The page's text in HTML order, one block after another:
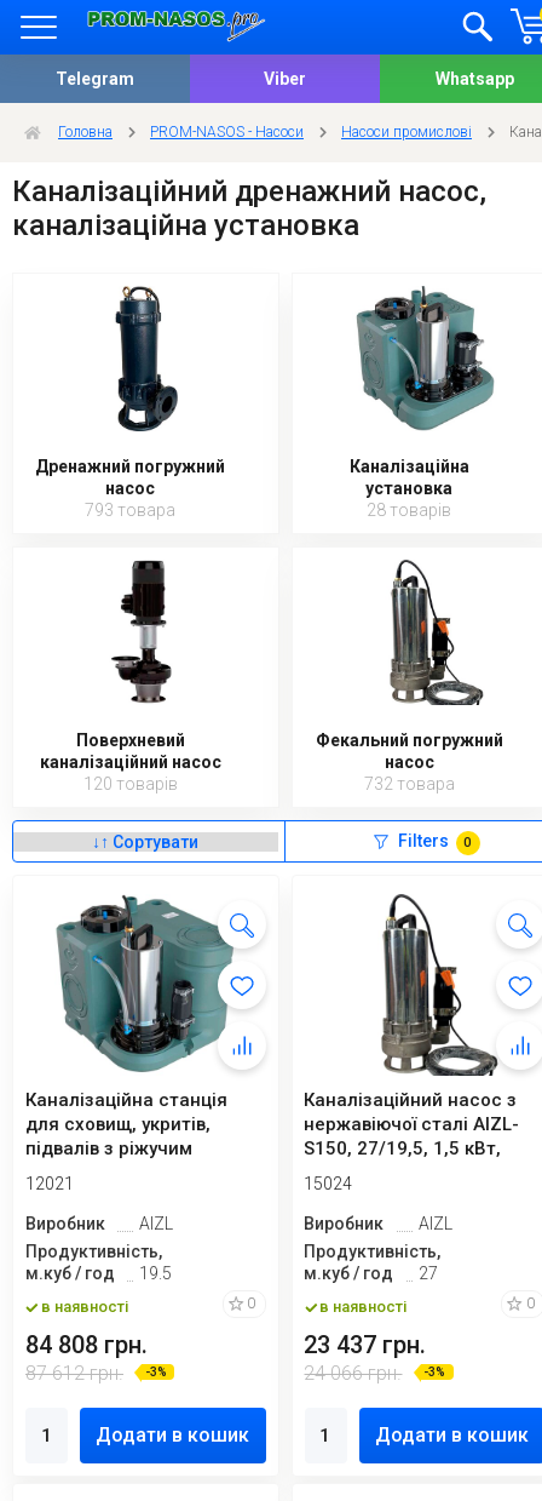
Telegram Viber Whatsapp
Головна PROM-NASOS - Насоси Насоси промислові
Каналізаційний дренажний насос,
каналізаційна установка
Дренажний погружний
насос
793 товара
Каналізаційна
установка
28 товарів
Поверхневий
каналізаційний насос
120 товарів
Фекальний погружний
насос
732 товара
Filters 0
Каналізаційна станція
для сховищ, укритів,
підвалів з ріжучим
механізмом та п...
12021
Виробник
AIZL
Продуктивність,
м.куб / год
19.5
в наявності 0
84 808 грн.
87 612 грн. -3%
Додати в кошик
Каналізаційний насос з
нержавіючої сталі AIZL-
S150, 27/19,5, 1,5 кВт,
220V, 2...
15024
Виробник
AIZL
Продуктивність,
м.куб / год
27
в наявності 0
23 437 грн.
24 066 грн. -3%
Додати в кошик